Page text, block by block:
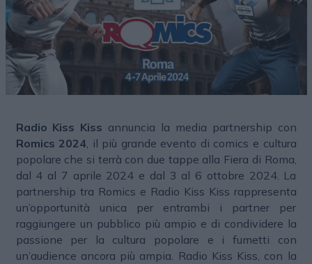
Radio Kiss Kiss annuncia la media partnership con
Romics 2024, il più grande evento di comics e cultura
popolare che si terrà con due tappe alla Fiera di Roma,
dal 4 al 7 aprile 2024 e dal 3 al 6 ottobre 2024. La
partnership tra Romics e Radio Kiss Kiss rappresenta
un’opportunità unica per entrambi i partner per
raggiungere un pubblico più ampio e di condividere la
passione per la cultura popolare e i fumetti con
un’audience ancora più ampia. Radio Kiss Kiss, con la